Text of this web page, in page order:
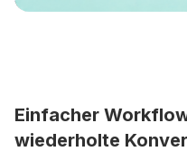
Einfacher
wiederholte